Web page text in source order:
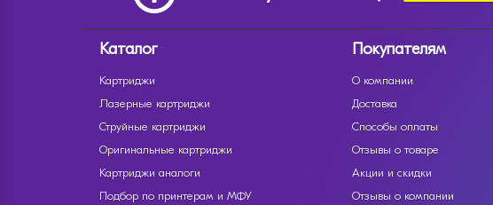
Каталог
Картриджи
Лазерные картриджи
Струйные картриджи
Оригинальные картриджи
Картриджи аналоги
Подбор по принтерам и МФУ
Покупателям
О компании
Доставка
Способы оплаты
Отзывы о товаре
Акции и скидки
Отзывы о компании